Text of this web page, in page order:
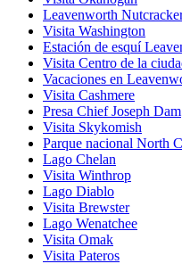
Leavenworth
Visita Washington
Estación de esquí
Visita Centro de la
Vacaciones en
Visita Cashmere
Presa Chief Joseph Dam
Visita Skykomish
Parque nacional North
Lago Chelan
Visita Winthrop
Lago Diablo
Visita Brewster
Lago Wenatchee
Visita Omak
Visita Pateros